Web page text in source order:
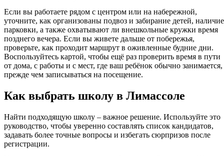
Если вы работаете рядом с центром или на набережной,
уточните, как организованы подвоз и забирание детей, наличие
парковки, а также охватывают ли внешкольные кружки время
позднего вечера. Если вы живете дальше от побережья,
проверьте, как проходит маршрут в оживленные будние дни.
Воспользуйтесь картой, чтобы ещё раз проверить время в пути
от дома, с работы и с мест, где ваш ребёнок обычно занимается,
прежде чем записываться на посещение.
Как выбрать школу в Лимассоле
Найти подходящую школу – важное решение. Используйте это
руководство, чтобы уверенно составлять список кандидатов,
задавать более точные вопросы и избегать сюрпризов после
регистрации.